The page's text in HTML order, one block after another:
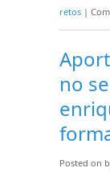
retos |
no
Posted on